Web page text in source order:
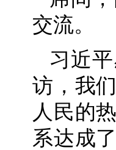
交流。
习近
访，我
人民的
系达成